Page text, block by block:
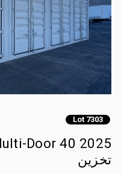
Lot 7303
تخزين